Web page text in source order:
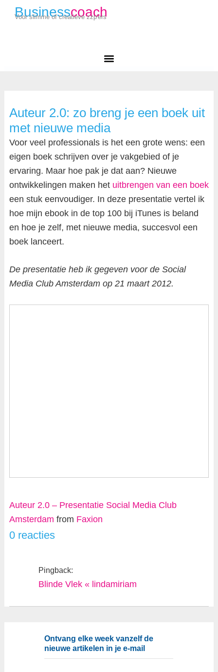
Businesscoach
Voor slimme of creatieve zzp'ers
Auteur 2.0: zo breng je een boek uit
met nieuwe media
Voor veel professionals is het een grote wens: een
eigen boek schrijven over je vakgebied of je
ervaring. Maar hoe pak je dat aan? Nieuwe
ontwikkelingen maken het uitbrengen van een boek
een stuk eenvoudiger. In deze presentatie vertel ik
hoe mijn ebook in de top 100 bij iTunes is beland
en hoe je zelf, met nieuwe media, succesvol een
boek lanceert.
De presentatie heb ik gegeven voor de Social
Media Club Amsterdam op 21 maart 2012.
Auteur 2.0 – Presentatie Social Media Club
Amsterdam from Faxion
0 reacties
Pingback:
Blinde Vlek « lindamiriam
Ontvang elke week vanzelf de
nieuwe artikelen in je e-mail